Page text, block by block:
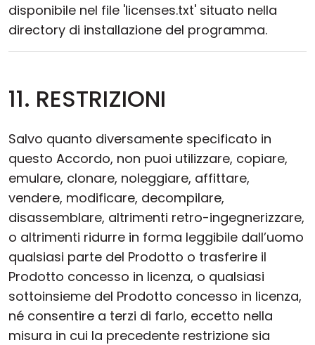
disponibile nel file 'licenses.txt' situato nella
directory di installazione del programma.
11. RESTRIZIONI
Salvo quanto diversamente specificato in
questo Accordo, non puoi utilizzare, copiare,
emulare, clonare, noleggiare, affittare,
vendere, modificare, decompilare,
disassemblare, altrimenti retro-ingegnerizzare,
o altrimenti ridurre in forma leggibile dall’uomo
qualsiasi parte del Prodotto o trasferire il
Prodotto concesso in licenza, o qualsiasi
sottoinsieme del Prodotto concesso in licenza,
né consentire a terzi di farlo, eccetto nella
misura in cui la precedente restrizione sia